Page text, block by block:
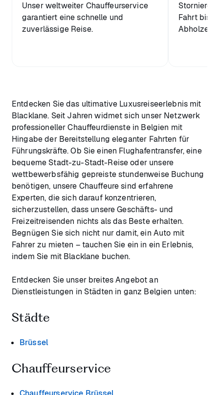
Unser weltweiter Chauffeurservice
garantiert eine schnelle und
zuverlässige Reise.
Fahrt bis
Abholzeit
Entdecken Sie das ultimative Luxusreiseerlebnis mit
Blacklane. Seit Jahren widmet sich unser Netzwerk
professioneller Chauffeurdienste in Belgien mit
Hingabe der Bereitstellung eleganter Fahrten für
Führungskräfte. Ob Sie einen Flughafentransfer, eine
bequeme Stadt-zu-Stadt-Reise oder unsere
wettbewerbsfähig gepreiste stundenweise Buchung
benötigen, unsere Chauffeure sind erfahrene
Experten, die sich darauf konzentrieren,
sicherzustellen, dass unsere Geschäfts- und
Freizeitreisenden nichts als das Beste erhalten.
Begnügen Sie sich nicht nur damit, ein Auto mit
Fahrer zu mieten – tauchen Sie ein in ein Erlebnis,
indem Sie mit Blacklane buchen.
Entdecken Sie unser breites Angebot an
Dienstleistungen in Städten in ganz Belgien unten:
Städte
Brüssel
Chauffeurservice